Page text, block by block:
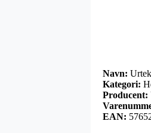
Navn:
Kategori:
Producent:
EAN: